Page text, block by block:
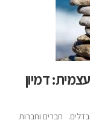
דמיון
חברים וחברות